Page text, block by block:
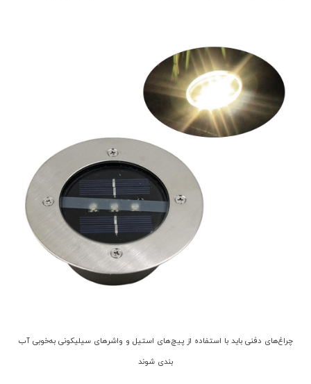
چراغ‌های دفنی باید با استفاده از پیچ‌های استیل و واشرهای سیلیکونی به‌خوبی آب
بندی شوند